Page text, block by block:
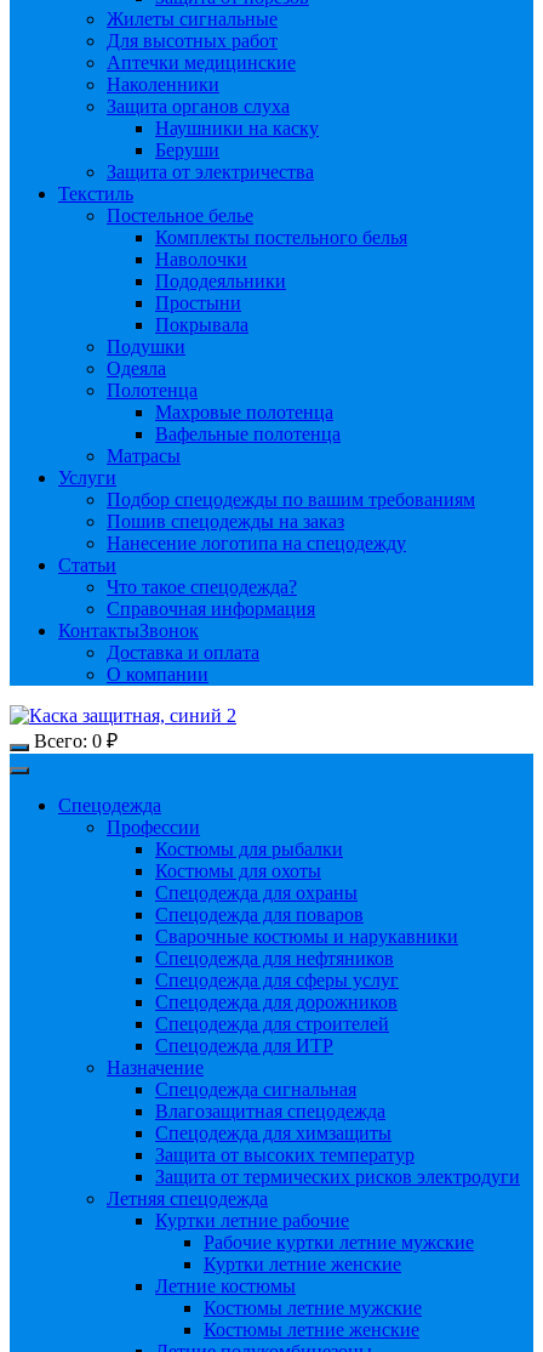
Жилеты сигнальные
Для высотных работ
Аптечки медицинские
Наколенники
Защита органов слуха
Наушники на каску
Беруши
Защита от электричества
Текстиль
Постельное белье
Комплекты постельного белья
Наволочки
Пододеяльники
Простыни
Покрывала
Подушки
Одеяла
Полотенца
Махровые полотенца
Вафельные полотенца
Матрасы
Услуги
Подбор спецодежды по вашим требованиям
Пошив спецодежды на заказ
Нанесение логотипа на спецодежду
Статьи
Что такое спецодежда?
Справочная информация
КонтактыЗвонок
Доставка и оплата
О компании
Всего: 0 ₽
Спецодежда
Профессии
Костюмы для рыбалки
Костюмы для охоты
Спецодежда для охраны
Спецодежда для поваров
Сварочные костюмы и нарукавники
Спецодежда для нефтяников
Спецодежда для сферы услуг
Спецодежда для дорожников
Спецодежда для строителей
Спецодежда для ИТР
Назначение
Спецодежда сигнальная
Влагозащитная спецодежда
Спецодежда для химзащиты
Защита от высоких температур
Защита от термических рисков электродуги
Летняя спецодежда
Куртки летние рабочие
Рабочие куртки летние мужские
Куртки летние женские
Летние костюмы
Костюмы летние мужские
Костюмы летние женские